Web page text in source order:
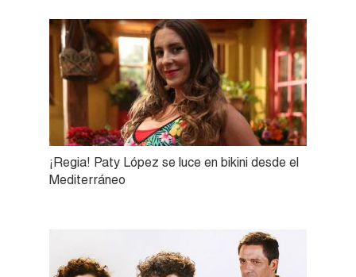
¡Regia! Paty López se luce en bikini desde el
Mediterráneo